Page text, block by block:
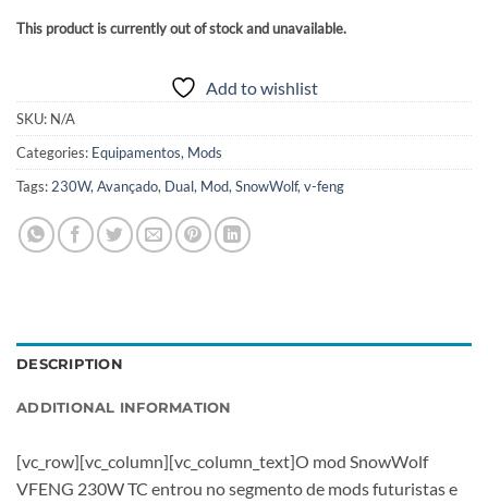
This product is currently out of stock and unavailable.
Add to wishlist
SKU: N/A
Categories: Equipamentos, Mods
Tags: 230W, Avançado, Dual, Mod, SnowWolf, v-feng
DESCRIPTION
ADDITIONAL INFORMATION
[vc_row][vc_column][vc_column_text]O mod SnowWolf
VFENG 230W TC entrou no segmento de mods futuristas e